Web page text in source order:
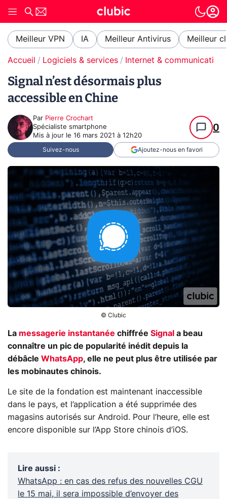
Meilleur VPN IA Meilleur Antivirus Meilleur
Accueil Logiciels & services Internet & communication
Signal n’est désormais plus
accessible en Chine
Par Pierre Crochart
Spécialiste smartphone
Mis à jour le 16 mars 2021 à 12h20
0
Suivez-nous Ajoutez-nous en favori
© Clubic
La messagerie instantanée chiffrée Signal a beau
connaître un pic de popularité inédit depuis la
débâcle WhatsApp, elle ne peut plus être utilisée par
les mobinautes chinois.
Le site de la fondation est maintenant inaccessible
dans le pays, et l’application a été supprimée des
magasins autorisés sur Android. Pour l’heure, elle est
encore disponible sur l’App Store chinois d’iOS.
Lire aussi :
WhatsApp : en cas des refus des nouvelles CGU
le 15 mai, il sera impossible d’envoyer des